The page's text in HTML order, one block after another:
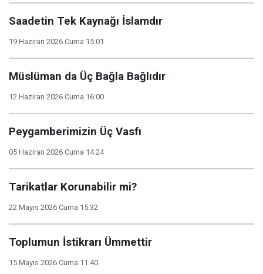
Saadetin Tek Kaynağı İslamdır
19 Haziran 2026 Cuma 15:01
Müslüman da Üç Bağla Bağlıdır
12 Haziran 2026 Cuma 16:00
Peygamberimizin Üç Vasfı
05 Haziran 2026 Cuma 14:24
Tarikatlar Korunabilir mi?
22 Mayıs 2026 Cuma 15:32
Toplumun İstikrarı Ümmettir
15 Mayıs 2026 Cuma 11:40